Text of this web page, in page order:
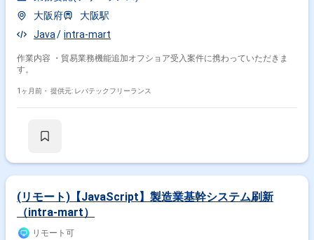
大阪府
大阪駅
Java
intra-mart
作業内容 ・貿易業務機能追加オフショア受入案件に携わっていただきま
す。
1ヶ月前・ 提供元: レバテックフリーランス
(リモート)【JavaScript】製造業基幹システム刷新
（intra-mart）
リモート可